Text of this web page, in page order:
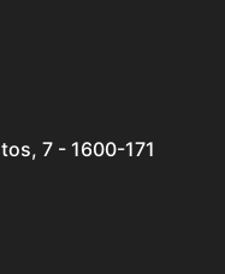
7 - 1600-171